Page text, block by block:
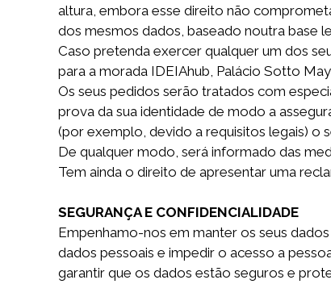
altura, embora esse direito não
dos mesmos dados, baseado noutra base
Caso pretenda exercer qualquer um dos
para a morada IDEIAhub, Palácio Sotto
Os seus pedidos serão tratados com
prova da sua identidade de modo a
(por exemplo, devido a requisitos legais) o
De qualquer modo, será informado das
Tem ainda o direito de apresentar uma
SEGURANÇA E CONFIDENCIALIDADE
Empenhamo-nos em manter os seus
dados pessoais e impedir o acesso a
garantir que os dados estão seguros e